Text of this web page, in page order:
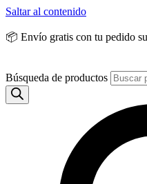
Saltar al contenido
📦 Envío gratis con tu pedido
Búsqueda de productos